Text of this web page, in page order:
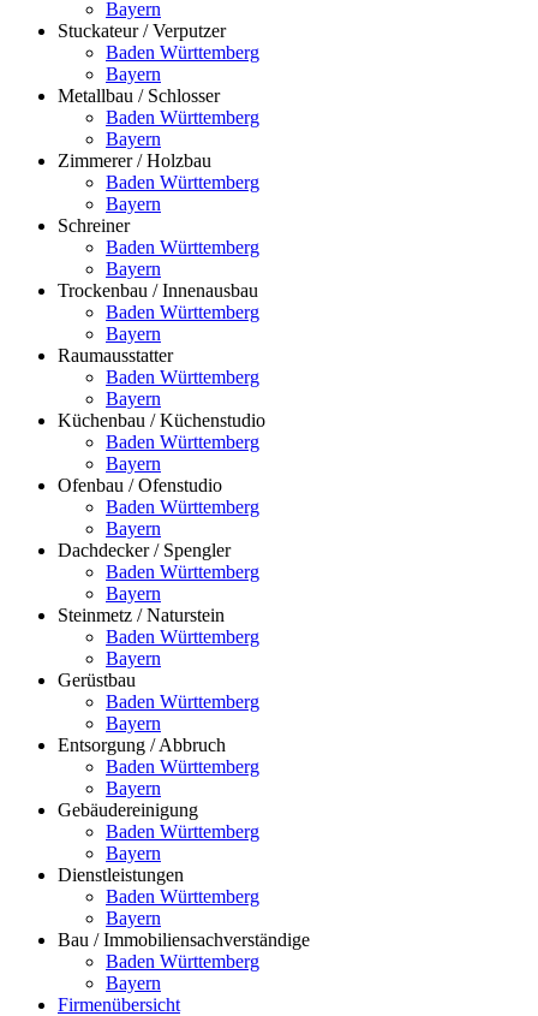
Bayern
Stuckateur / Verputzer
Baden Württemberg
Bayern
Metallbau / Schlosser
Baden Württemberg
Bayern
Zimmerer / Holzbau
Baden Württemberg
Bayern
Schreiner
Baden Württemberg
Bayern
Trockenbau / Innenausbau
Baden Württemberg
Bayern
Raumausstatter
Baden Württemberg
Bayern
Küchenbau / Küchenstudio
Baden Württemberg
Bayern
Ofenbau / Ofenstudio
Baden Württemberg
Bayern
Dachdecker / Spengler
Baden Württemberg
Bayern
Steinmetz / Naturstein
Baden Württemberg
Bayern
Gerüstbau
Baden Württemberg
Bayern
Entsorgung / Abbruch
Baden Württemberg
Bayern
Gebäudereinigung
Baden Württemberg
Bayern
Dienstleistungen
Baden Württemberg
Bayern
Bau / Immobiliensachverständige
Baden Württemberg
Bayern
Firmenübersicht